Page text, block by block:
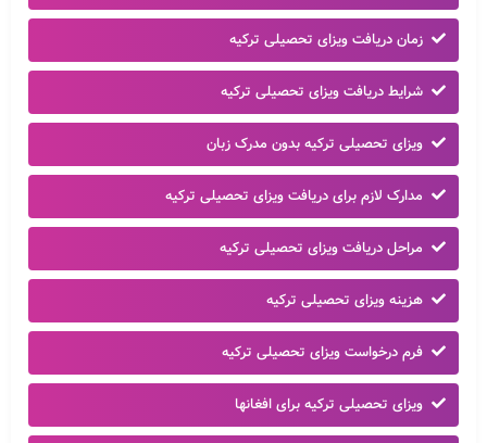
زمان دریافت ویزای تحصیلی ترکیه
شرایط دریافت ویزای تحصیلی ترکیه
ویزای تحصیلی ترکیه بدون مدرک زبان
مدارک لازم برای دریافت ویزای تحصیلی ترکیه
مراحل دریافت ویزای تحصیلی ترکیه
هزینه ویزای تحصیلی ترکیه
فرم درخواست ویزای تحصیلی ترکیه
ویزای تحصیلی ترکیه برای افغانها